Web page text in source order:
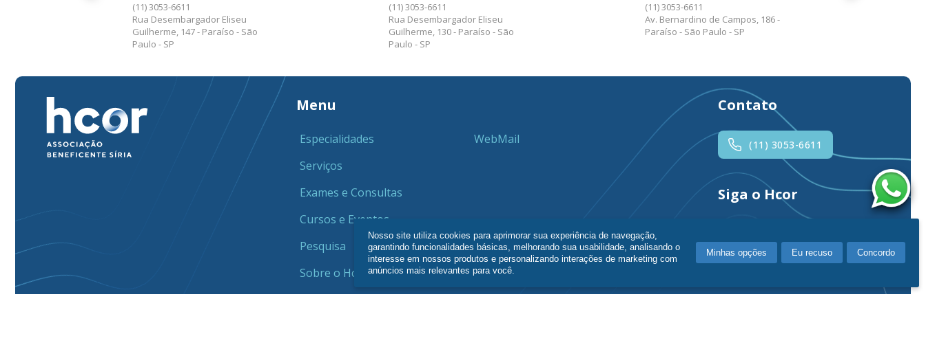
(11) 3053-6611
Rua Desembargador Eliseu
Guilherme, 147 - Paraíso - São
Paulo - SP
(11) 3053-6611
Rua Desembargador Eliseu
Guilherme, 130 - Paraíso - São
Paulo - SP
(11) 3053-6611
Av. Bernardino de Campos, 186 -
Paraíso - São Paulo - SP
Menu
Especialidades
Serviços
Exames e Consultas
Cursos e Eventos
Pesquisa
Sobre o Hcor
WebMail
Contato
(11) 3053-6611
Siga o Hcor
Nosso site utiliza cookies para aprimorar sua experiência de navegação,
garantindo funcionalidades básicas, melhorando sua usabilidade, analisando o
interesse em nossos produtos e personalizando interações de marketing com
anúncios mais relevantes para você.
Minhas opções Eu recuso Concordo